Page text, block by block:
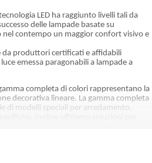
LED ha raggiunto livelli tali da
delle lampade basate su
contempo un maggior confort visivo e
da produttori certificati e affidabili
emessa paragonabili a lampade a
completa di colori rappresentano la
decorativa lineare. La gamma completa
di modelli speciali per arredamento,
Inoltre offriamo soluzioni per
ad incasso per cartongesso,